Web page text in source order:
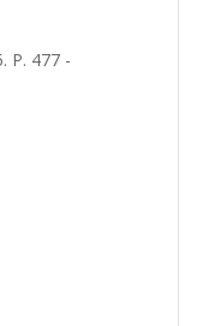
P. 477 -